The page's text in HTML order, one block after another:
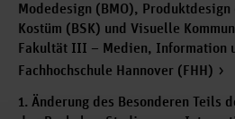
Modedesign (BMO), Produktdesign
Kostüm (BSK) und Visuelle
Fakultät III – Medien, Information
Fachhochschule Hannover (FHH)
1. Änderung des Besonderen Teils